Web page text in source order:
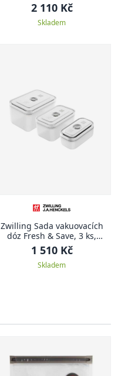
2 110 Kč
Skladem
Zwilling Sada vakuovacích
dóz Fresh & Save, 3 ks,
plastové
1 510 Kč
Skladem